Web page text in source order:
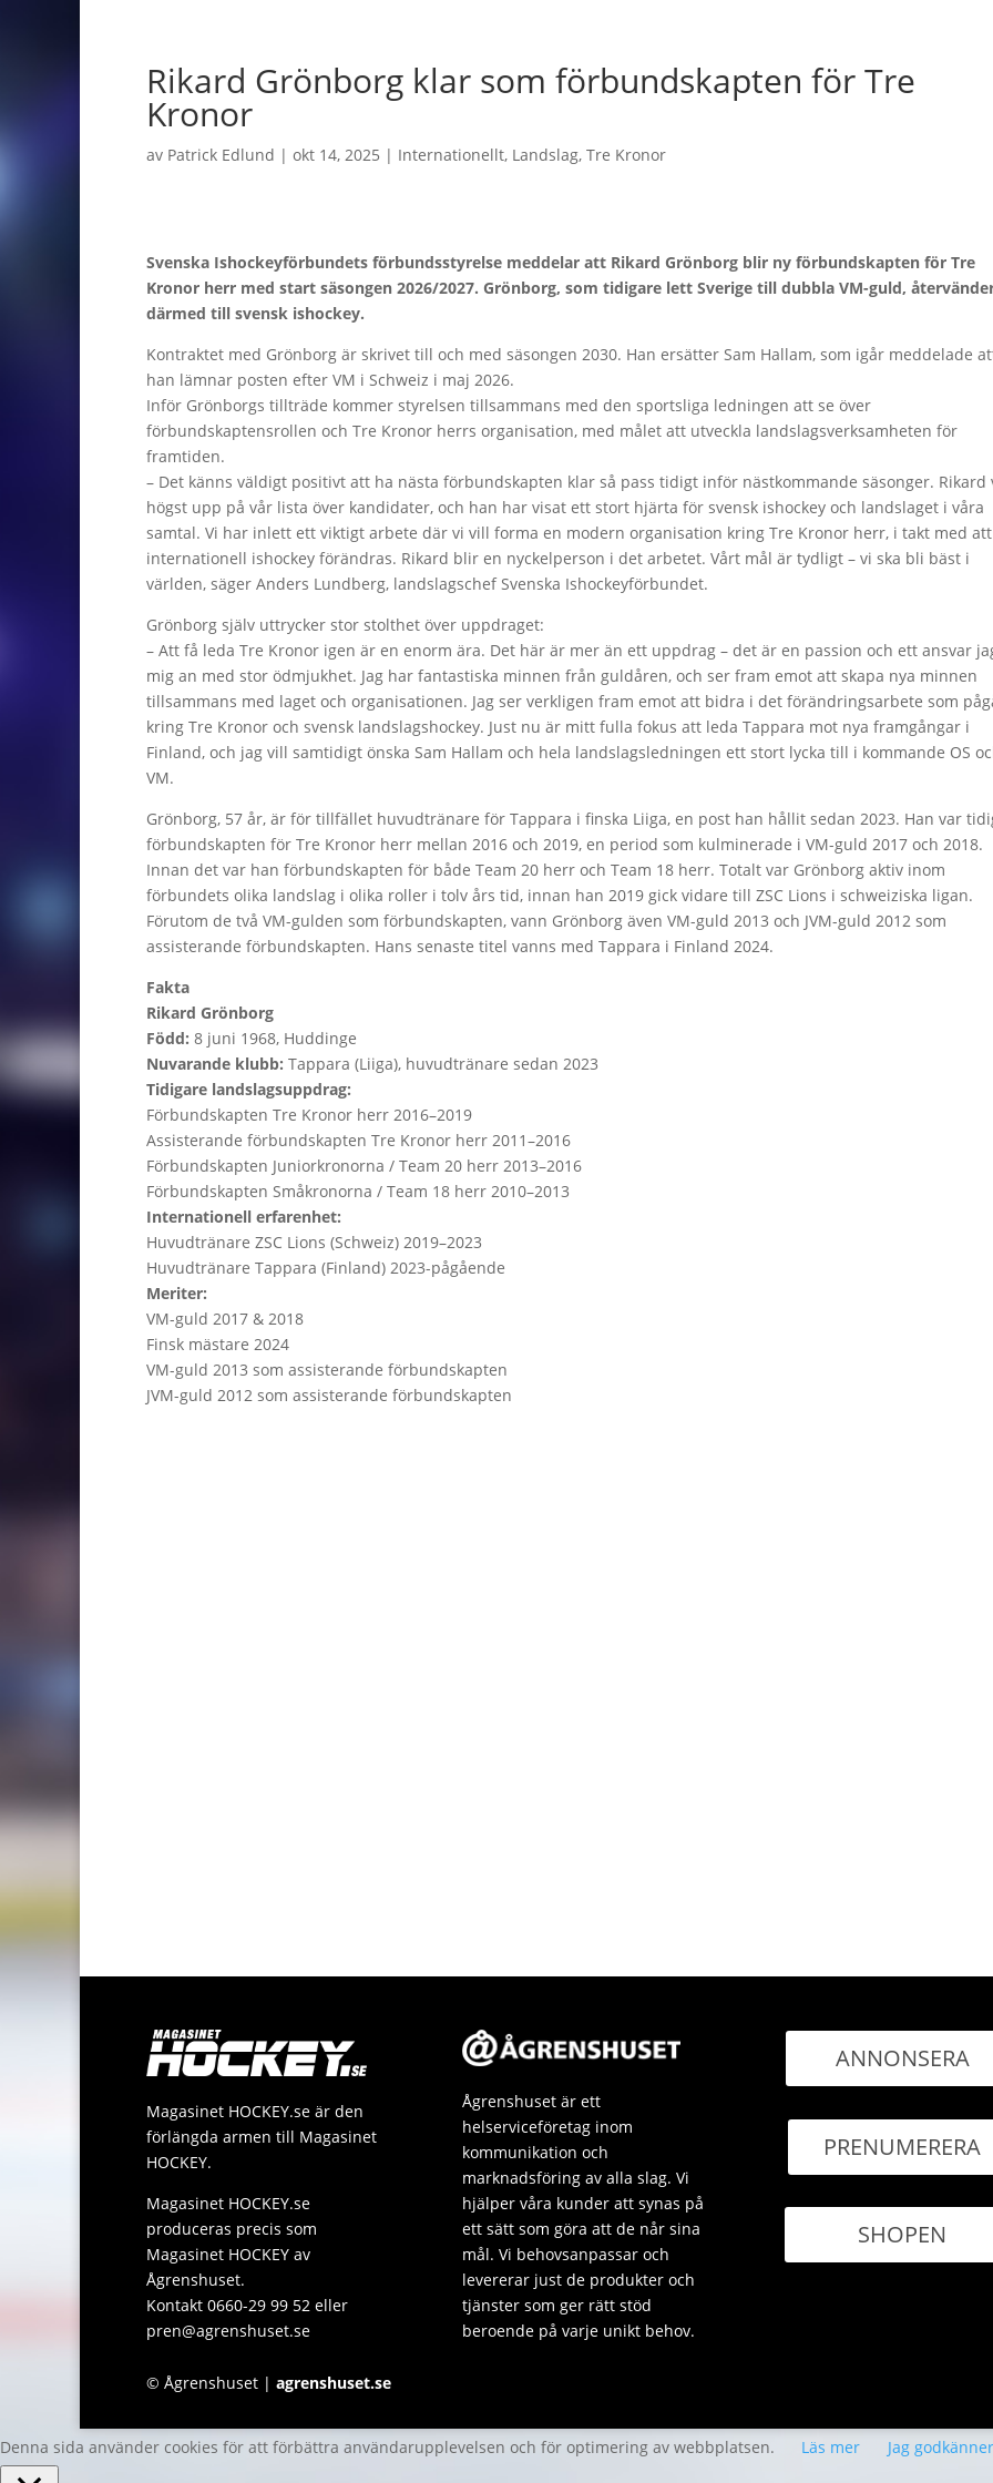
Rikard Grönborg klar som förbundskapten för Tre
Kronor
av Patrick Edlund | okt 14, 2025 | Internationellt, Landslag, Tre Kronor
Svenska Ishockeyförbundets förbundsstyrelse meddelar att Rikard Grönborg blir ny förbundskapten för Tre
Kronor herr med start säsongen 2026/2027. Grönborg, som tidigare lett Sverige till dubbla VM-guld,
därmed till svensk ishockey.
Kontraktet med Grönborg är skrivet till och med säsongen 2030. Han ersätter Sam Hallam, som igår meddelade
han lämnar posten efter VM i Schweiz i maj 2026.
Inför Grönborgs tillträde kommer styrelsen tillsammans med den sportsliga ledningen att se över
förbundskaptensrollen och Tre Kronor herrs organisation, med målet att utveckla landslagsverksamheten för
framtiden.
– Det känns väldigt positivt att ha nästa förbundskapten klar så pass tidigt inför nästkommande säsonger. Rikard
högst upp på vår lista över kandidater, och han har visat ett stort hjärta för svensk ishockey och landslaget i våra
samtal. Vi har inlett ett viktigt arbete där vi vill forma en modern organisation kring Tre Kronor herr, i takt med att
internationell ishockey förändras. Rikard blir en nyckelperson i det arbetet. Vårt mål är tydligt – vi ska bli bäst i
världen, säger Anders Lundberg, landslagschef Svenska Ishockeyförbundet.
Grönborg själv uttrycker stor stolthet över uppdraget:
– Att få leda Tre Kronor igen är en enorm ära. Det här är mer än ett uppdrag – det är en passion och ett ansvar
mig an med stor ödmjukhet. Jag har fantastiska minnen från guldåren, och ser fram emot att skapa nya minnen
tillsammans med laget och organisationen. Jag ser verkligen fram emot att bidra i det förändringsarbete som
kring Tre Kronor och svensk landslagshockey. Just nu är mitt fulla fokus att leda Tappara mot nya framgångar i
Finland, och jag vill samtidigt önska Sam Hallam och hela landslagsledningen ett stort lycka till i kommande OS
VM.
Grönborg, 57 år, är för tillfället huvudtränare för Tappara i finska Liiga, en post han hållit sedan 2023. Han var
förbundskapten för Tre Kronor herr mellan 2016 och 2019, en period som kulminerade i VM-guld 2017 och 2018.
Innan det var han förbundskapten för både Team 20 herr och Team 18 herr. Totalt var Grönborg aktiv inom
förbundets olika landslag i olika roller i tolv års tid, innan han 2019 gick vidare till ZSC Lions i schweiziska ligan.
Förutom de två VM-gulden som förbundskapten, vann Grönborg även VM-guld 2013 och JVM-guld 2012 som
assisterande förbundskapten. Hans senaste titel vanns med Tappara i Finland 2024.
Fakta
Rikard Grönborg
Född: 8 juni 1968, Huddinge
Nuvarande klubb: Tappara (Liiga), huvudtränare sedan 2023
Tidigare landslagsuppdrag:
Förbundskapten Tre Kronor herr 2016–2019
Assisterande förbundskapten Tre Kronor herr 2011–2016
Förbundskapten Juniorkronorna / Team 20 herr 2013–2016
Förbundskapten Småkronorna / Team 18 herr 2010–2013
Internationell erfarenhet:
Huvudtränare ZSC Lions (Schweiz) 2019–2023
Huvudtränare Tappara (Finland) 2023-pågående
Meriter:
VM-guld 2017 & 2018
Finsk mästare 2024
VM-guld 2013 som assisterande förbundskapten
JVM-guld 2012 som assisterande förbundskapten
Magasinet HOCKEY.se är den
förlängda armen till Magasinet
HOCKEY.
Magasinet HOCKEY.se
produceras precis som
Magasinet HOCKEY av
Ågrenshuset.
Kontakt 0660-29 99 52 eller
pren@agrenshuset.se
Ågrenshuset är ett
helserviceföretag inom
kommunikation och
marknadsföring av alla slag. Vi
hjälper våra kunder att synas på
ett sätt som göra att de når sina
mål. Vi behovsanpassar och
levererar just de produkter och
tjänster som ger rätt stöd
beroende på varje unikt behov.
ANNONSERA
PRENUMERERA
SHOPEN
© Ågrenshuset | agrenshuset.se
Denna sida använder cookies för att förbättra användarupplevelsen och för optimering av webbplatsen. Läs mer Jag godkänner